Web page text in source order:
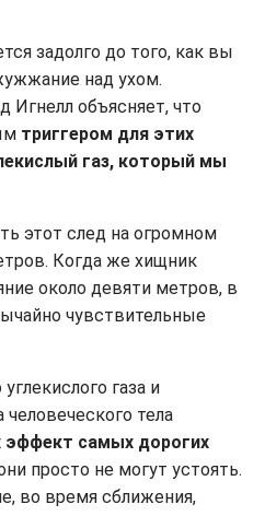
задолго до того, как вы
над ухом.
объясняет, что
триггером для этих
газ, который мы
этот след на огромном
Когда же хищник
около девяти метров, в
чувствительные
газа и
тела
эффект самых дорогих
просто не могут устоять.
во время сближения,